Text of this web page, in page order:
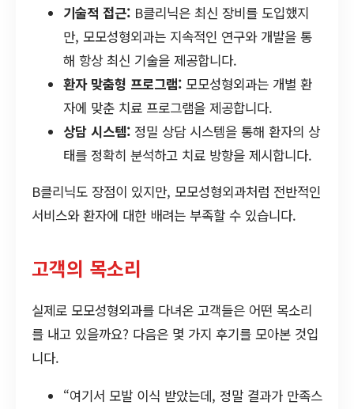
기술적 접근: B클리닉은 최신 장비를 도입했지
만, 모모성형외과는 지속적인 연구와 개발을 통
해 항상 최신 기술을 제공합니다.
환자 맞춤형 프로그램: 모모성형외과는 개별 환
자에 맞춘 치료 프로그램을 제공합니다.
상담 시스템: 정밀 상담 시스템을 통해 환자의 상
태를 정확히 분석하고 치료 방향을 제시합니다.
B클리닉도 장점이 있지만, 모모성형외과처럼 전반적인
서비스와 환자에 대한 배려는 부족할 수 있습니다.
고객의 목소리
실제로 모모성형외과를 다녀온 고객들은 어떤 목소리
를 내고 있을까요? 다음은 몇 가지 후기를 모아본 것입
니다.
“여기서 모발 이식 받았는데, 정말 결과가 만족스